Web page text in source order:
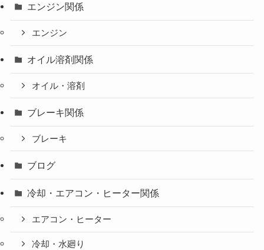
エンジン関係
エンジン
オイル溶剤関係
オイル・溶剤
ブレーキ関係
ブレーキ
ブログ
冷却・エアコン・ヒーター関係
エアコン・ヒーター
冷却・水廻り